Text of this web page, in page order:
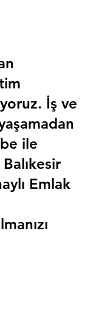
İş ve
ile
Emlak